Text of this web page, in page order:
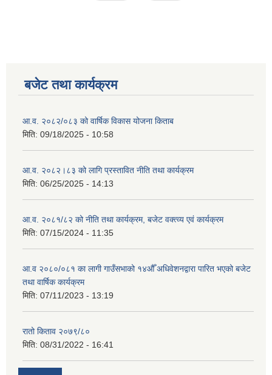
बजेट तथा कार्यक्रम
आ.व. २०८२/०८३ को वार्षिक विकास योजना किताब
मिति: 09/18/2025 - 10:58
आ.व. २०८२।८३ को लागि प्रस्तावित नीति तथा कार्यक्रम
मिति: 06/25/2025 - 14:13
आ.व. २०८१/८२ को नीति तथा कार्यक्रम, बजेट वक्त्व्य एवं कार्यक्रम
मिति: 07/15/2024 - 11:35
आ.व २०८०/०८१ का लागी गाउँसभाको १४औँ अधिवेशनद्वारा पारित भएको बजेट
तथा वार्षिक कार्यक्रम
मिति: 07/11/2023 - 13:19
रातो किताव २०७९/८०
मिति: 08/31/2022 - 16:41